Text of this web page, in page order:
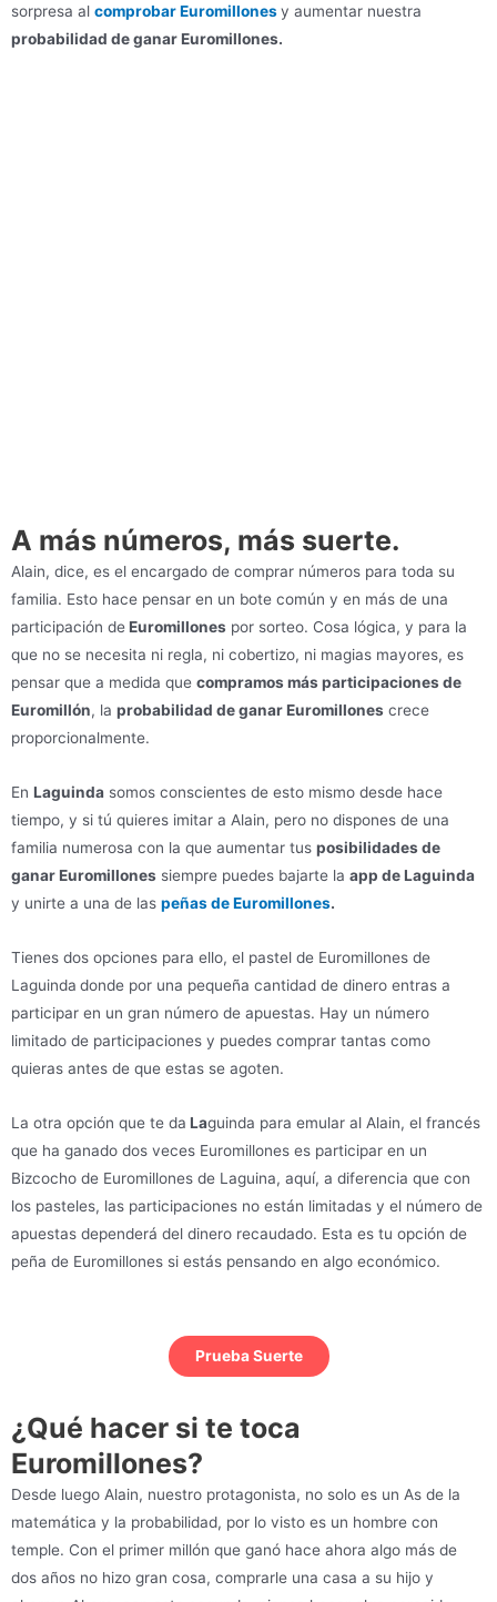
sorpresa al comprobar Euromillonesy aumentar nuestra
probabilidad de ganar Euromillones.
A más números, más suerte.
Alain, dice, es el encargado de comprar números para toda su
familia. Esto hace pensar en un bote común y en más de una
participación deEuromillones por sorteo. Cosa lógica, y para la
que no se necesita ni regla, ni cobertizo, ni magias mayores, es
pensar que a medida que compramos más participaciones de
Euromillón, la probabilidad de ganar Euromillones crece
proporcionalmente.
En Laguinda somos conscientes de esto mismo desde hace
tiempo, y si tú quieres imitar a Alain, pero no dispones de una
familia numerosa con la que aumentar tus posibilidades de
ganar Euromillones siempre puedes bajarte la app de Laguinda
y unirte a una de las peñas de Euromillones.
Tienes dos opciones para ello, el pastel de Euromillones de
Laguinda donde por una pequeña cantidad de dinero entras a
participar en un gran número de apuestas. Hay un número
limitado de participaciones y puedes comprar tantas como
quieras antes de que estas se agoten.
La otra opción que te da Laguinda para emular al Alain, el francés
que ha ganado dos veces Euromillones es participar en un
Bizcocho de Euromillones de Laguina, aquí, a diferencia que con
los pasteles, las participaciones no están limitadas y el número de
apuestas dependerá del dinero recaudado. Esta es tu opción de
peña de Euromillones si estás pensando en algo económico.
Prueba Suerte
¿Qué hacer si te toca
Euromillones?
Desde luego Alain, nuestro protagonista, no solo es un As de la
matemática y la probabilidad, por lo visto es un hombre con
temple. Con el primer millón que ganó hace ahora algo más de
dos años no hizo gran cosa, comprarle una casa a su hijo y